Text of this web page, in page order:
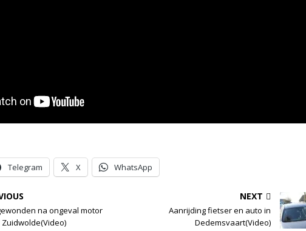
Telegram X WhatsApp
na ongeval motor
NEXT
Aanrijding fietser en auto in
Dedemsvaart(Video)